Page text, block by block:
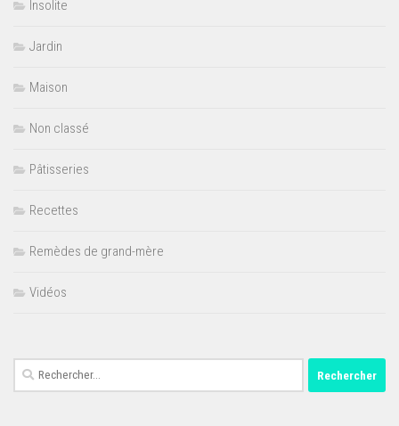
Insolite
Jardin
Maison
Non classé
Pâtisseries
Recettes
Remèdes de grand-mère
Vidéos
Rechercher :